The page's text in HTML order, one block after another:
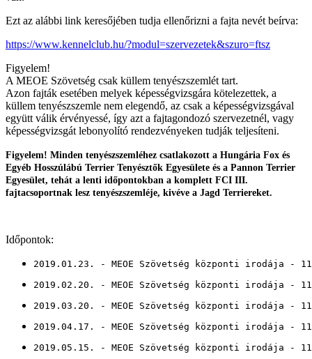
Ezt az alábbi link keresőjében tudja ellenőrizni a fajta nevét beírva:
https://www.kennelclub.hu/?modul=szervezetek&szuro=ftsz
Figyelem!
A MEOE Szövetség csak küllem tenyészszemlét tart.
Azon fajták esetében melyek képességvizsgára kötelezettek, a
küllem tenyészszemle nem elegendő, az csak a képességvizsgával
együtt válik érvényessé, így azt a fajtagondozó szervezetnél, vagy
képességvizsgát lebonyolító rendezvényeken tudják teljesíteni.
Figyelem! Minden tenyészszemléhez csatlakozott a Hungária Fox és
Egyéb Hosszúlábú Terrier Tenyésztők Egyesülete és a Pannon Terrier
Egyesület, tehát a lenti időpontokban a komplett FCI III.
fajtacsoportnak lesz tenyészszemléje, kivéve a Jagd Terriereket.
Időpontok:
2019.01.23. - MEOE Szövetség központi irodája -
2019.02.20. - MEOE Szövetség központi irodája -
2019.03.20. - MEOE Szövetség központi irodája -
2019.04.17. - MEOE Szövetség központi irodája -
2019.05.15. - MEOE Szövetség központi irodája -